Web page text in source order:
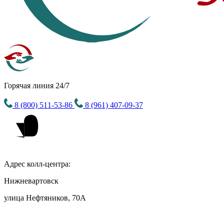
Горячая линия 24/7
8 (800) 511-53-86 8 (961) 407-09-37
Адрес колл-центра:
Нижневартовск
улица Нефтяников, 70А